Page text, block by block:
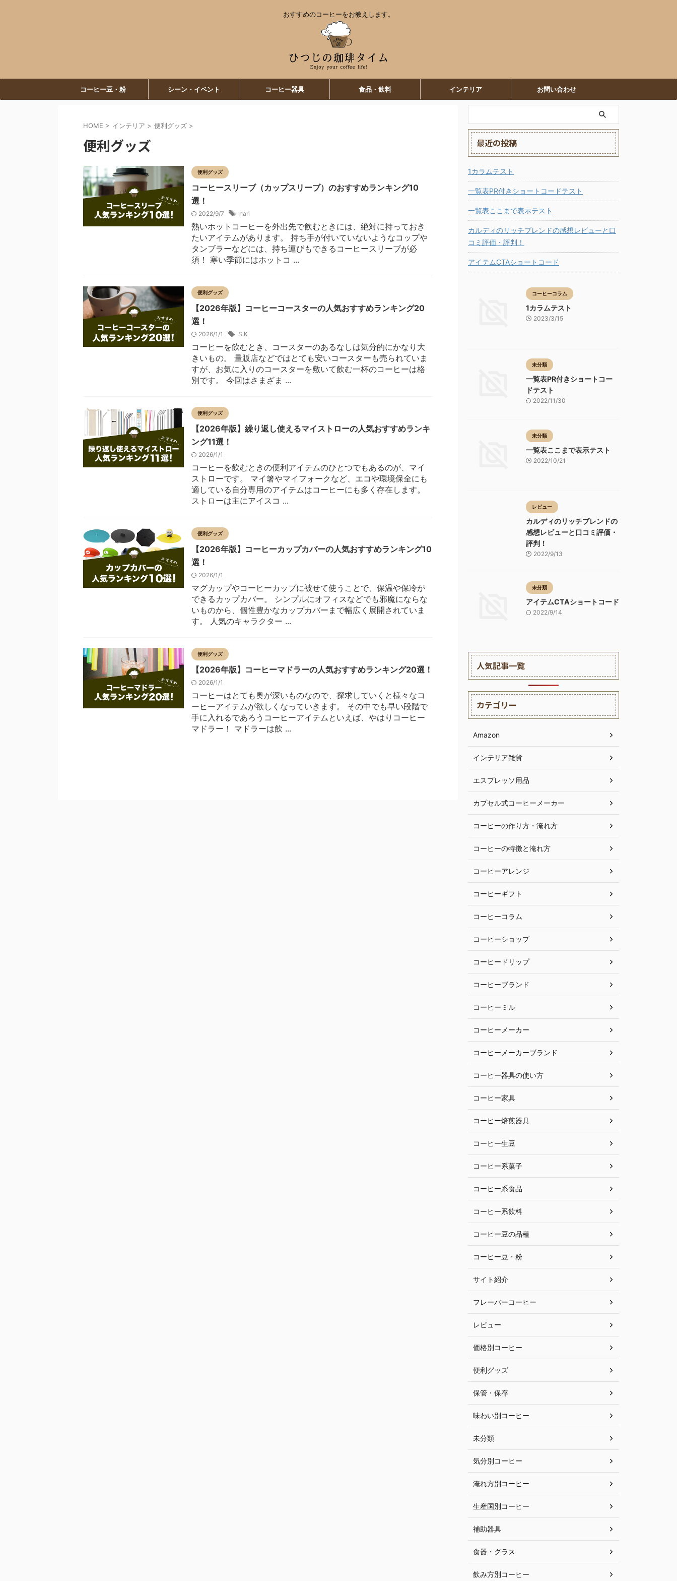
おすすめのコーヒーをお教えします。
コーヒー豆・粉 シーン・イベント コーヒー器具 食品・飲料 インテリア お問い合わせ
HOME > インテリア > 便利グッズ >
便利グッズ
便利グッズ
コーヒースリーブ（カップスリーブ）のおすすめランキング10
選！
2022/9/7 nari
熱いホットコーヒーを外出先で飲むときには、絶対に持っておき
たいアイテムがあります。 持ち手が付いていないようなコップや
タンブラーなどには、持ち運びもできるコーヒースリーブが必
須！ 寒い季節にはホットコ ...
便利グッズ
【2026年版】コーヒーコースターの人気おすすめランキング20
選！
2026/1/1 S.K
コーヒーを飲むとき、コースターのあるなしは気分的にかなり大
きいもの。 量販店などではとても安いコースターも売られていま
すが、お気に入りのコースターを敷いて飲む一杯のコーヒーは格
別です。 今回はさまざま ...
便利グッズ
【2026年版】繰り返し使えるマイストローの人気おすすめランキ
ング11選！
2026/1/1
コーヒーを飲むときの便利アイテムのひとつでもあるのが、マイ
ストローです。 マイ箸やマイフォークなど、エコや環境保全にも
適している自分専用のアイテムはコーヒーにも多く存在します。
ストローは主にアイスコ ...
便利グッズ
【2026年版】コーヒーカップカバーの人気おすすめランキング10
選！
2026/1/1
マグカップやコーヒーカップに被せて使うことで、保温や保冷が
できるカップカバー。 シンプルにオフィスなどでも邪魔にならな
いものから、個性豊かなカップカバーまで幅広く展開されていま
す。 人気のキャラクター ...
便利グッズ
【2026年版】コーヒーマドラーの人気おすすめランキング20選！
2026/1/1
コーヒーはとても奥が深いものなので、探求していくと様々なコ
ーヒーアイテムが欲しくなっていきます。 その中でも早い段階で
手に入れるであろうコーヒーアイテムといえば、やはりコーヒー
マドラー！ マドラーは飲 ...
最近の投稿
1カラムテスト
一覧表PR付きショートコードテスト
一覧表ここまで表示テスト
カルディのリッチブレンドの感想レビューと口
コミ評価・評判！
アイテムCTAショートコード
コーヒーコラム
1カラムテスト
2023/3/15
未分類
一覧表PR付きショートコー
ドテスト
2022/11/30
未分類
一覧表ここまで表示テスト
2022/10/21
レビュー
カルディのリッチブレンドの
感想レビューと口コミ評価・
評判！
2022/9/13
未分類
アイテムCTAショートコード
2022/9/14
人気記事一覧
カテゴリー
Amazon
インテリア雑貨
エスプレッソ用品
カプセル式コーヒーメーカー
コーヒーの作り方・淹れ方
コーヒーの特徴と淹れ方
コーヒーアレンジ
コーヒーギフト
コーヒーコラム
コーヒーショップ
コーヒードリップ
コーヒーブランド
コーヒーミル
コーヒーメーカー
コーヒーメーカーブランド
コーヒー器具の使い方
コーヒー家具
コーヒー焙煎器具
コーヒー生豆
コーヒー系菓子
コーヒー系食品
コーヒー系飲料
コーヒー豆の品種
コーヒー豆・粉
サイト紹介
フレーバーコーヒー
レビュー
価格別コーヒー
便利グッズ
保管・保存
味わい別コーヒー
未分類
気分別コーヒー
淹れ方別コーヒー
生産国別コーヒー
補助器具
食器・グラス
飲み方別コーヒー